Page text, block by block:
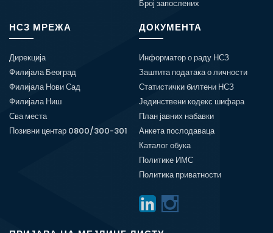
Број запослених
НСЗ МРЕЖА
Дирекција
Филијала Београд
Филијала Нови Сад
Филијала Ниш
Сва места
Позивни центар 0800/300-301
ДОКУМЕНТА
Информатор о раду НСЗ
Заштита података о личности
Статистички билтени НСЗ
Јединствени кодекс шифара
План јавних набавки
Анкета послодаваца
Каталог обука
Политике ИМС
Политика приватности